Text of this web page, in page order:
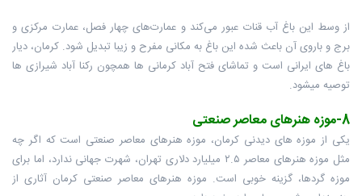
از وسط این باغ آب قنات عبور می‌کند و عمارت‌های چهار فصل، عمارت مرکزی و
برج و باروی آن باعث شده این باغ به مکانی مفرح و زیبا تبدیل شود. کرمان، دیار
باغ های ایرانی است و تماشای فتح آباد کرمانی ها همچون رکنا آباد شیرازی ها
توصیه میشود.
8-موزه هنرهای معاصر صنعتی
یکی از موزه های دیدنی کرمان، موزه هنرهای معاصر صنعتی است که اگر چه
مثل موزه هنرهای معاصر ۲.۵ میلیارد دلاری تهران، شهرت جهانی ندارد، اما برای
موزه گردها، گزینه خوبی است. موزه هنرهای معاصر صنعتی کرمان آثاری از